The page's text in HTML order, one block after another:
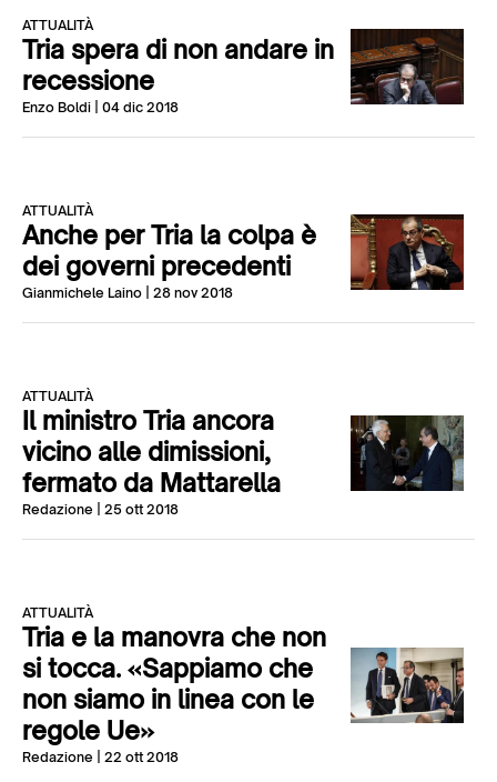
ATTUALITÀ
Tria spera di non andare in
recessione
Enzo Boldi | 04 dic 2018
ATTUALITÀ
Anche per Tria la colpa è
dei governi precedenti
Gianmichele Laino | 28 nov 2018
ATTUALITÀ
Il ministro Tria ancora
vicino alle dimissioni,
fermato da Mattarella
Redazione | 25 ott 2018
ATTUALITÀ
Tria e la manovra che non
si tocca. «Sappiamo che
non siamo in linea con le
regole Ue»
Redazione | 22 ott 2018